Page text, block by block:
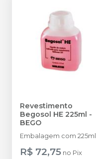
Revestimento
Begosol HE 225ml -
BEGO
Embalagem com 225ml.
R$ 72,75 no Pix